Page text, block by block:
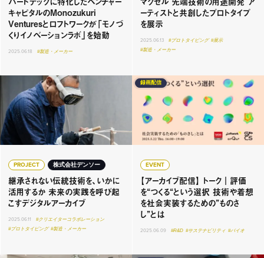
キャピタルのMonozukuri
Venturesとロフトワークが「モノづ
くりイノベーションラボ」を始動
2025.06.18 #製造・メーカー
ーティストと共創したプロトタイプ
を展示
2025.06.13 #プロトタイピング #展示
#製造・メーカー
PROJECT 株式会社デンソー
継承されない伝統技術を、いかに
活用するか 未来の実践を呼び起
こすデジタルアーカイブ
2025.06.11
#クリエイターコラボレーション
#プロトタイピング #製造・メーカー
録画配信
EVENT
【アーカイブ配信】 トーク｜評価
を“つくる“という選択 技術や着想
を社会実装するための”ものさ
し”とは
2025.06.09 #R&D #サステナビリティ #バイオ